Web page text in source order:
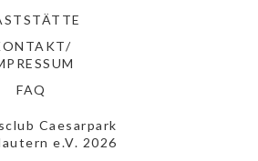
FAQ
Caesarpark
e.V. 2026